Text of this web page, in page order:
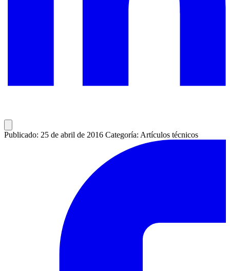
Publicado: 25 de abril de 2016 Categoría: Artículos técnicos